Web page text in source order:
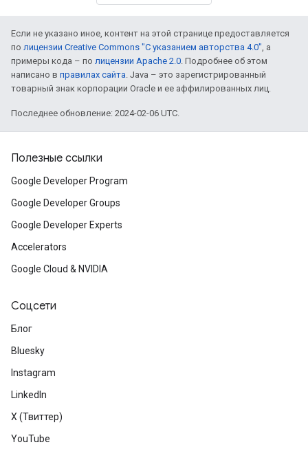
Если не указано иное, контент на этой странице предоставляется
по лицензии Creative Commons "С указанием авторства 4.0", а
примеры кода – по лицензии Apache 2.0. Подробнее об этом
написано в правилах сайта. Java – это зарегистрированный
товарный знак корпорации Oracle и ее аффилированных лиц.
Последнее обновление: 2024-02-06 UTC.
Полезные ссылки
Google Developer Program
Google Developer Groups
Google Developer Experts
Accelerators
Google Cloud & NVIDIA
Соцсети
Блог
Bluesky
Instagram
LinkedIn
X (Твиттер)
YouTube